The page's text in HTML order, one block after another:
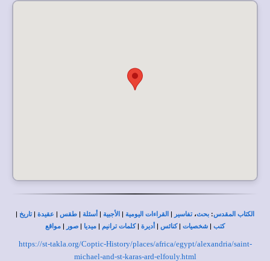
الكتاب المقدس: بحث،تفاسير | القراءات اليومية | الأجبية | أسئلة | طقس | عقيدة |تاريخ |
كتب | شخصيات |كنائس | أديرة |كلمات ترانيم | ميديا | صور | مواقع
https://st-takla.org/Coptic-History/places/africa/egypt/alexandria/saint-
michael-and-st-karas-ard-elfouly.html